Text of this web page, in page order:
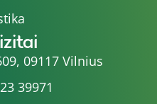
09117 Vilnius
39971